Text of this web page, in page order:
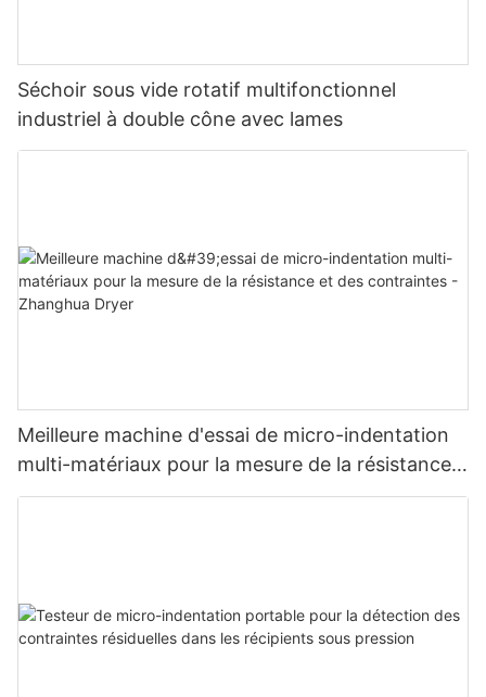
Séchoir sous vide rotatif multifonctionnel
industriel à double cône avec lames
Meilleure machine d'essai de micro-indentation
multi-matériaux pour la mesure de la résistance
et des contraintes - Zhanghua Dryer